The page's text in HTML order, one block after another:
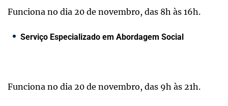
Funciona no dia 20 de novembro, das 8h às 16h.
Serviço Especializado em Abordagem Social
Funciona no dia 20 de novembro, das 9h às 21h.